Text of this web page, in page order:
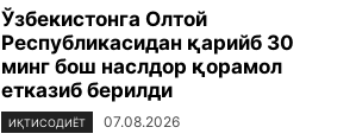
Ўзбекистонга Олтой
Республикасидан қарийб 30
минг бош наслдор қорамол
етказиб берилди
ИҚТИСОДИЁТ 07.08.2026